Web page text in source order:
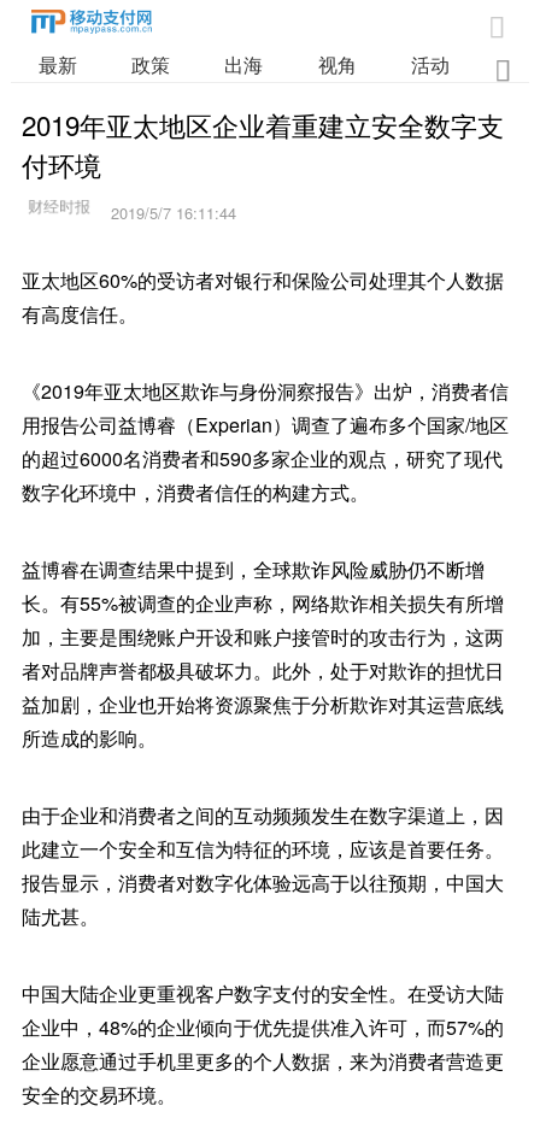

最新 政策 出海 视角 活动 业

2019年亚太地区企业着重建立安全数字支
付环境
2019/5/7 16:11:44
亚太地区60%的受访者对银行和保险公司处理其个人数据
有高度信任。
《2019年亚太地区欺诈与身份洞察报告》出炉，消费者信
用报告公司益博睿（Experian）调查了遍布多个国家/地区
的超过6000名消费者和590多家企业的观点，研究了现代
数字化环境中，消费者信任的构建方式。
益博睿在调查结果中提到，全球欺诈风险威胁仍不断增
长。有55%被调查的企业声称，网络欺诈相关损失有所增
加，主要是围绕账户开设和账户接管时的攻击行为，这两
者对品牌声誉都极具破坏力。此外，处于对欺诈的担忧日
益加剧，企业也开始将资源聚焦于分析欺诈对其运营底线
所造成的影响。
由于企业和消费者之间的互动频频发生在数字渠道上，因
此建立一个安全和互信为特征的环境，应该是首要任务。
报告显示，消费者对数字化体验远高于以往预期，中国大
陆尤甚。
中国大陆企业更重视客户数字支付的安全性。在受访大陆
企业中，48%的企业倾向于优先提供准入许可，而57%的
企业愿意通过手机里更多的个人数据，来为消费者营造更
安全的交易环境。